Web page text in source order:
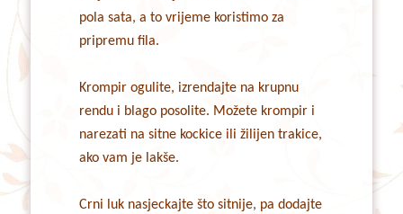
pola sata, a to vrijeme koristimo za
pripremu fila.
Krompir ogulite, izrendajte na krupnu
rendu i blago posolite. Možete krompir i
narezati na sitne kockice ili žilijen trakice,
ako vam je lakše.
Crni luk nasjeckajte što sitnije, pa dodajte